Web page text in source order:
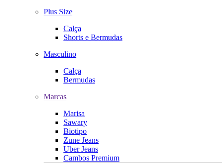
Plus Size
Calça
Shorts e Bermudas
Masculino
Calça
Bermudas
Marcas
Marisa
Sawary
Biotipo
Zune Jeans
Uber Jeans
Cambos Premium